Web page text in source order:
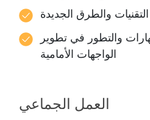
والطرق الجديدة
والتطور في تطوير
الواجهات الأمامية
العمل الجماعي